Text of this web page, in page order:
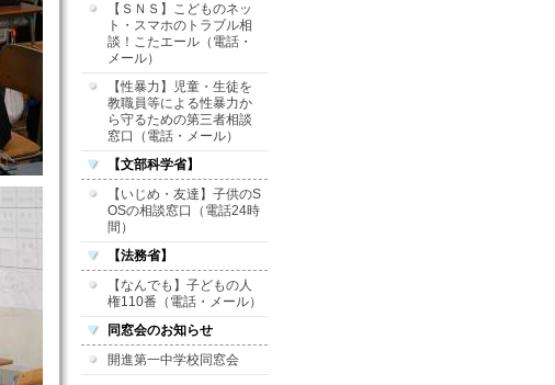
【ＳＮＳ】こどものネッ
ト・スマホのトラブル相
談！こたエール（電話・
メール）
【性暴力】児童・生徒を
教職員等による性暴力か
ら守るための第三者相談
窓口（電話・メール）
【文部科学省】
【いじめ・友達】子供のS
OSの相談窓口（電話24時
間）
【法務省】
【なんでも】子どもの人
権110番（電話・メール）
同窓会のお知らせ
開進第一中学校同窓会